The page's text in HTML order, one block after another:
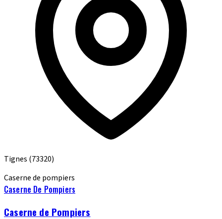
Tignes (73320)
Caserne de pompiers
Caserne De Pompiers
Caserne de Pompiers